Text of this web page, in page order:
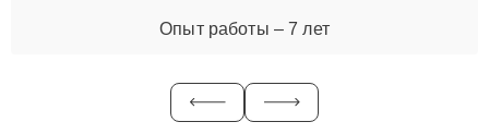
Опыт работы – 7 лет